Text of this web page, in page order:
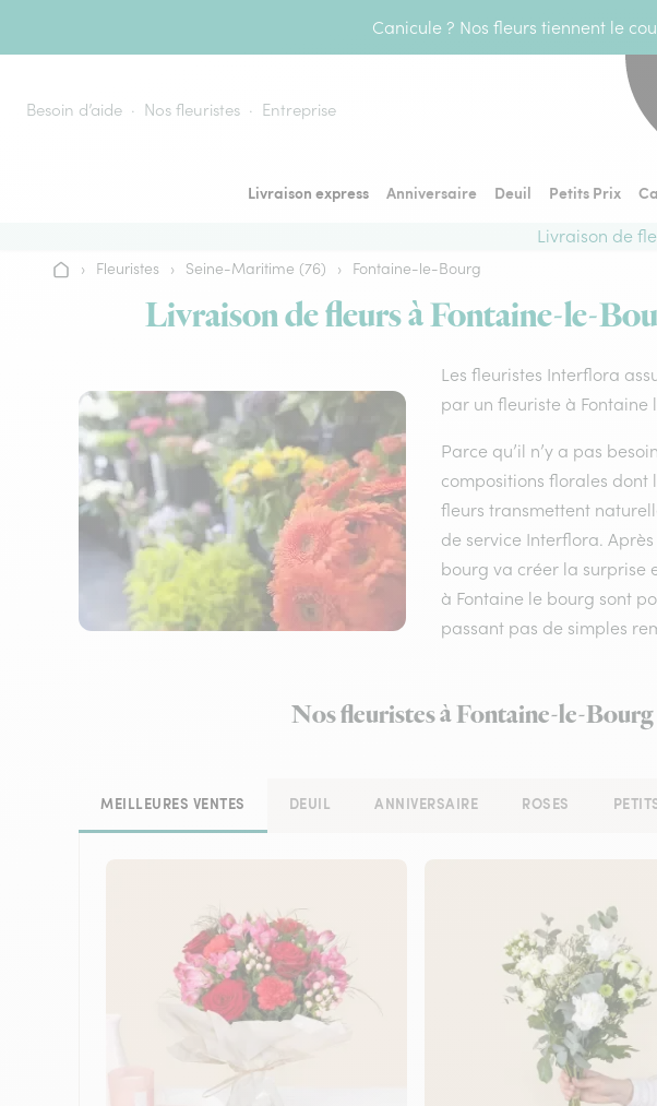
Canicule ? Nos fleurs tiennent le
Besoin d’aide Nos fleuristes Entreprise
Livraison express Anniversaire Deuil Petits Prix
Livraison de
Accueil
› Fleuristes › Seine-Maritime (76) › Fontaine-le-Bourg
Livraison de fleurs à Fontaine-le-
Les fleuristes Interflora
par un fleuriste à
Parce qu’il n’y a pas
compositions florales dont
fleurs transmettent
de service Interflora.
bourg va créer la surprise
à Fontaine le bourg sont
passant pas de simples
Nos fleuristes à Fontaine-le-
MEILLEURES VENTES DEUIL ANNIVERSAIRE ROSES